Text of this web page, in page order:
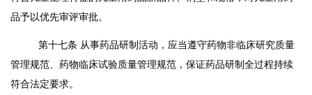
品予以优先审评审批。
第十七条 从事药品研制活动，应当遵守药物非临床研究质量
管理规范、药物临床试验质量管理规范，保证药品研制全过程持续
符合法定要求。